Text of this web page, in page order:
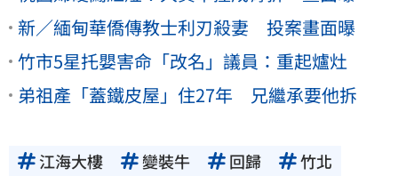
新／緬甸華僑傳教士利刃殺妻 投案畫面曝
竹市5星托嬰害命「改名」議員：重起爐灶
弟祖產「蓋鐵皮屋」住27年 兄繼承要他拆
江海大樓 變裝牛 回歸 竹北